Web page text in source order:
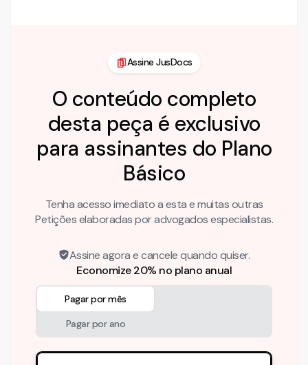
Assine JusDocs
O conteúdo completo
desta peça é exclusivo
para assinantes do Plano
Básico
Tenha acesso imediato a esta e muitas outras
Petições elaboradas por advogados especialistas.
Assine agora e cancele quando quiser.
Economize 20% no plano anual
Pagar por mês
Pagar por ano